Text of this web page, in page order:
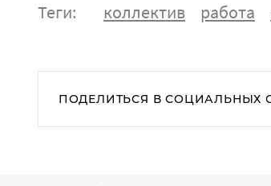
Теги: коллектив работа
ПОДЕЛИТЬСЯ В СОЦИАЛЬНЫХ